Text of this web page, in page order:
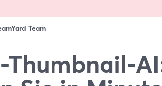
Team
Thumbnail-